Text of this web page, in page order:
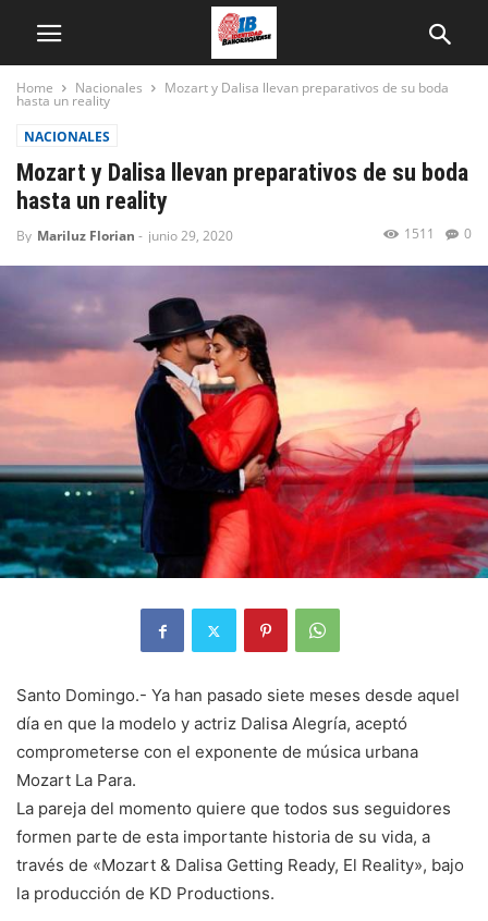
Home Nacionales Mozart y Dalisa llevan preparativos de su boda
hasta un reality
NACIONALES
Mozart y Dalisa llevan preparativos de su boda
hasta un reality
By Mariluz Florian - junio 29, 2020 0
1511
Santo Domingo.- Ya han pasado siete meses desde aquel
día en que la modelo y actriz Dalisa Alegría, aceptó
comprometerse con el exponente de música urbana
Mozart La Para.
La pareja del momento quiere que todos sus seguidores
formen parte de esta importante historia de su vida, a
través de «Mozart & Dalisa Getting Ready, El Reality», bajo
la producción de KD Productions.